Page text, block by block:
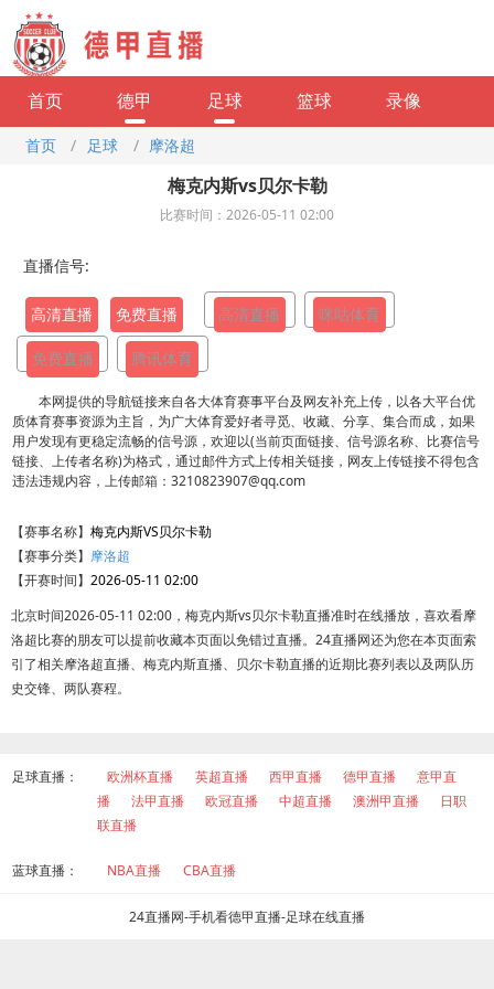
首页 德甲 足球 篮球 录像
首页 / 足球 / 摩洛超
梅克内斯vs贝尔卡勒
比赛时间：2026-05-11 02:00
直播信号:
高清直播 免费直播 高清直播 咪咕体育
免费直播 腾讯体育
本网提供的导航链接来自各大体育赛事平台及网友补充上传，以各大平台优
质体育赛事资源为主旨，为广大体育爱好者寻觅、收藏、分享、集合而成，如果
用户发现有更稳定流畅的信号源，欢迎以(当前页面链接、信号源名称、比赛信号
链接、上传者名称)为格式，通过邮件方式上传相关链接，网友上传链接不得包含
违法违规内容，上传邮箱：3210823907@qq.com
【赛事名称】 梅克内斯VS贝尔卡勒
【赛事分类】 摩洛超
【开赛时间】 2026-05-11 02:00
北京时间2026-05-11 02:00，梅克内斯vs贝尔卡勒直播准时在线播放，喜欢看摩
洛超比赛的朋友可以提前收藏本页面以免错过直播。24直播网还为您在本页面索
引了相关摩洛超直播、梅克内斯直播、贝尔卡勒直播的近期比赛列表以及两队历
史交锋、两队赛程。
足球直播： 欧洲杯直播 英超直播 西甲直播 德甲直播
意甲直
播
法甲直播 欧冠直播 中超直播 澳洲甲直播
日职
联直播
蓝球直播： NBA直播 CBA直播
24直播网-手机看德甲直播-足球在线直播